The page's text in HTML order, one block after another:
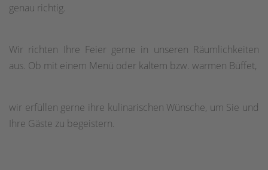
genau richtig.
Wir richten Ihre Feier gerne in unseren Räumlichkeiten
aus. Ob mit einem Menü oder kaltem bzw. warmen Büffet,
wir erfüllen gerne ihre kulinarischen Wünsche, um Sie und
Ihre Gäste zu begeistern.